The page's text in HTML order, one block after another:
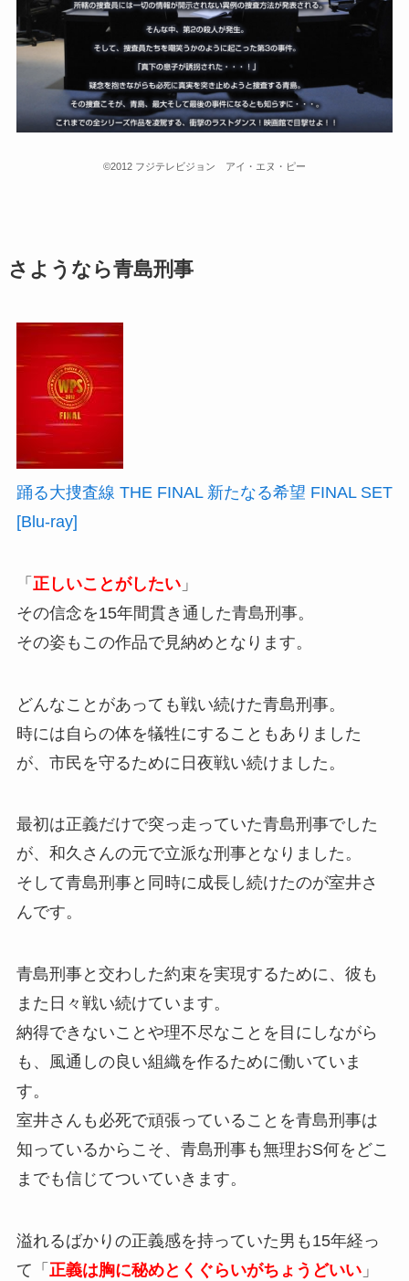
©2012 フジテレビジョン アイ・エヌ・ピー
さようなら青島刑事
踊る大捜査線 THE FINAL 新たなる希望 FINAL SET
[Blu-ray]
「 正しいことがしたい」
その信念を15年間貫き通した青島刑事。
その姿もこの作品で見納めとなります。
どんなことがあっても戦い続けた青島刑事。
時には自らの体を犠牲にすることもありました
が、市民を守るために日夜戦い続けました。
最初は正義だけで突っ走っていた青島刑事でした
が、和久さんの元で立派な刑事となりました。
そして青島刑事と同時に成長し続けたのが室井さ
んです。
青島刑事と交わした約束を実現するために、彼も
また日々戦い続けています。
納得できないことや理不尽なことを目にしながら
も、風通しの良い組織を作るために働いていま
す。
室井さんも必死で頑張っていることを青島刑事は
知っているからこそ、青島刑事も無理おS何をどこ
までも信じてついていきます。
溢れるばかりの正義感を持っていた男も15年経っ
て「 正義は胸に秘めとくぐらいがちょうどいい」